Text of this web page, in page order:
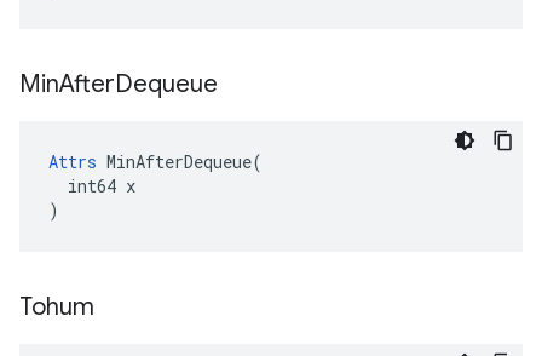
MinAfterDequeue
Attrs MinAfterDequeue(
  int64 x
)
Tohum